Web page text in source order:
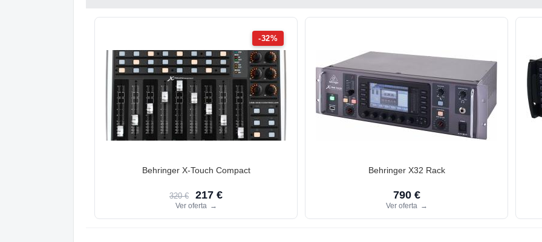
-32%
Behringer X-Touch Compact
320 € 217 €
Ver oferta →
Behringer X32 Rack
790 €
Ver oferta →